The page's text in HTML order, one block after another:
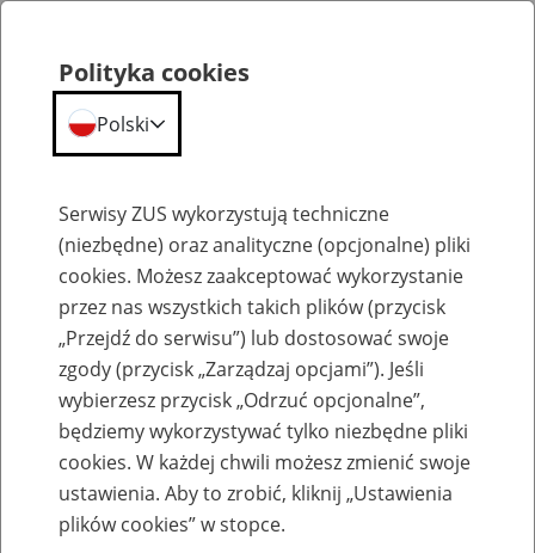
Przepraszamy,
podana strona nie została znaleziona.
Błąd 404
Przejdź do strony głównej
Polityka cookies
Polski
Serwisy ZUS wykorzystują techniczne
(niezbędne) oraz analityczne (opcjonalne) pliki
cookies. Możesz zaakceptować wykorzystanie
przez nas wszystkich takich plików (przycisk
„Przejdź do serwisu”) lub dostosować swoje
zgody (przycisk „Zarządzaj opcjami”). Jeśli
wybierzesz przycisk „Odrzuć opcjonalne”,
będziemy wykorzystywać tylko niezbędne pliki
cookies. W każdej chwili możesz zmienić swoje
ustawienia. Aby to zrobić, kliknij „Ustawienia
plików cookies” w stopce.